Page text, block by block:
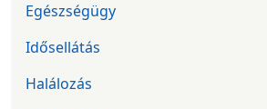
Egészségügy
Idősellátás
Halálozás